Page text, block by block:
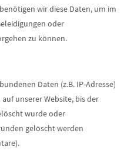
wir diese Daten, um im
oder
zu können.
Daten (z.B. IP-Adresse)
unserer Website, bis der
wurde oder
gelöscht werden